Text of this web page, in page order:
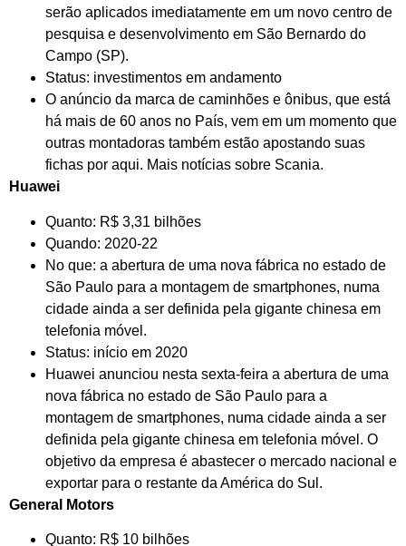
serão aplicados imediatamente em um novo centro de
pesquisa e desenvolvimento em São Bernardo do
Campo (SP).
Status: investimentos em andamento
O anúncio da marca de caminhões e ônibus, que está
há mais de 60 anos no País, vem em um momento que
outras montadoras também estão apostando suas
fichas por aqui. Mais notícias sobre Scania.
Huawei
Quanto: R$ 3,31 bilhões
Quando: 2020-22
No que: a abertura de uma nova fábrica no estado de
São Paulo para a montagem de smartphones, numa
cidade ainda a ser definida pela gigante chinesa em
telefonia móvel.
Status: início em 2020
Huawei anunciou nesta sexta-feira a abertura de uma
nova fábrica no estado de São Paulo para a
montagem de smartphones, numa cidade ainda a ser
definida pela gigante chinesa em telefonia móvel. O
objetivo da empresa é abastecer o mercado nacional e
exportar para o restante da América do Sul.
General Motors
Quanto: R$ 10 bilhões